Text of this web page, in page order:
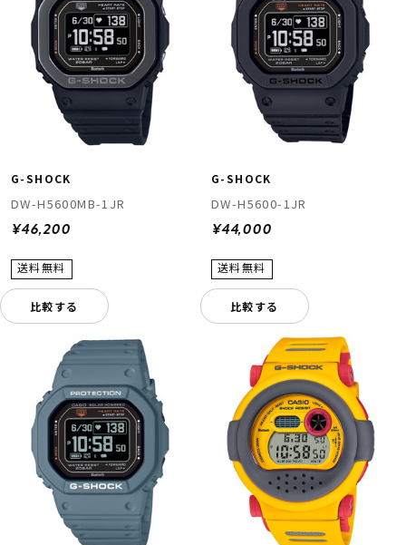
G-SHOCK
DW-H5600MB-1JR
¥46,200
比較する
G-SHOCK
DW-H5600-1JR
¥44,000
比較する